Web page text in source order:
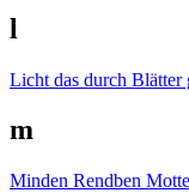
l
Licht das durch Blätter
m
Minden Rendben